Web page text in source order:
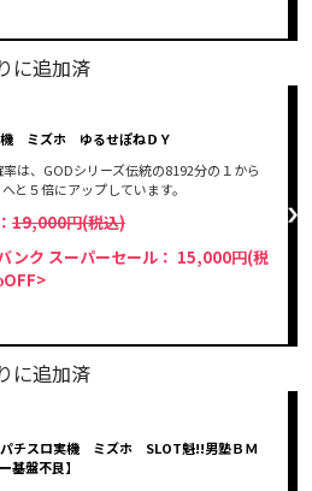
に追加済
機 ミズホ ゆるせぽねＤＹ
は、GODシリーズ伝統の8192分の１から
と５倍にアップしています。
19,000円(税込)
ンク スーパーセール： 15,000円(税
に追加済
パチスロ実機 ミズホ SLOT魁!!男塾ＢＭ
基盤不良】